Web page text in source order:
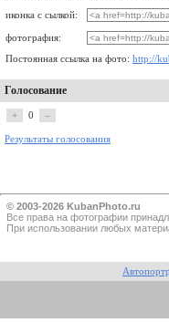
иконка с сылкой:
фотография:
Постоянная ссылка на фото: http://
Голосование
+ 0 –
Результаты голосования
© 2003-2026 KubanPhoto.ru
Все прaва на фотографии
При использовании любых